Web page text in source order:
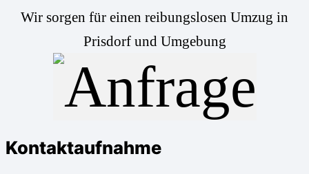
Wir sorgen für einen reibungslosen Umzug in
Prisdorf und Umgebung
Kontaktaufnahme